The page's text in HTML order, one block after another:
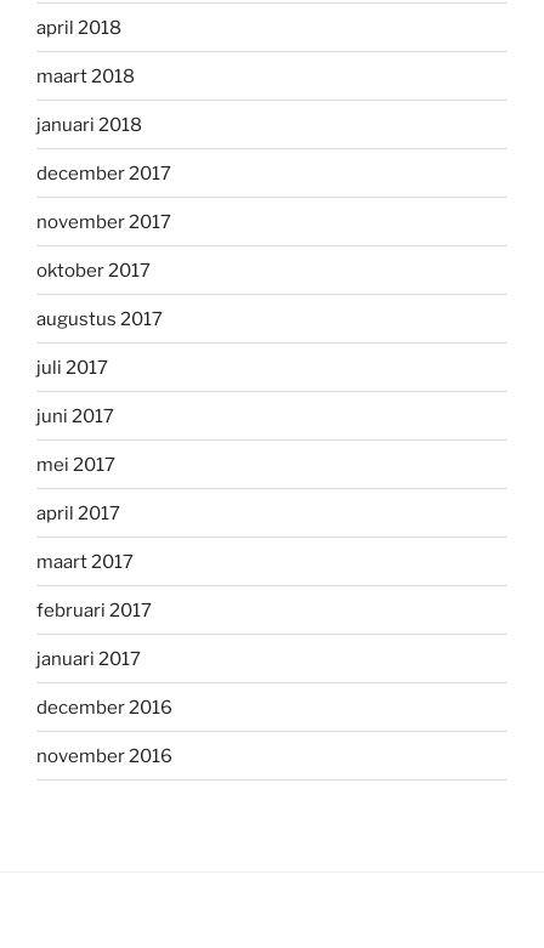
april 2018
maart 2018
januari 2018
december 2017
november 2017
oktober 2017
augustus 2017
juli 2017
juni 2017
mei 2017
april 2017
maart 2017
februari 2017
januari 2017
december 2016
november 2016